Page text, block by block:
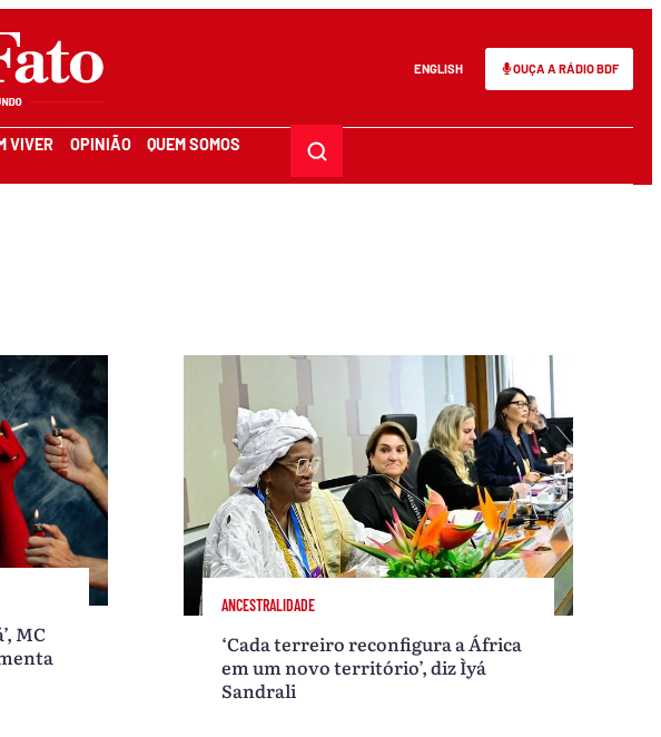
ENGLISH OUÇA A RÁDIO BDF
VIVER OPINIÃO QUEM SOMOS
MC
ANCESTRALIDADE
‘Cada terreiro reconfigura a África
em um novo território’, diz Ìyá
Sandrali